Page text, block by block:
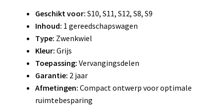
Geschikt voor: S10, S11, S12, S8, S9
Inhoud: 1 gereedschapswagen
Type: Zwenkwiel
Kleur: Grijs
Toepassing: Vervangingsdelen
Garantie: 2 jaar
Afmetingen: Compact ontwerp voor optimale
ruimtebesparing